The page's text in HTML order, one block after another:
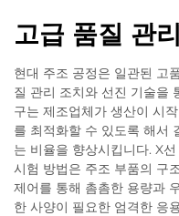
고급 품질 관
현대 주조 공정은 일관된 고
질 관리 조치와 선진 기술을
구는 제조업체가 생산이 시
를 최적화할 수 있도록 해서
는 비율을 향상시킵니다. X
시험 방법은 주조 부품의 구
제어를 통해 촘촘한 용량과
한 사양이 필요한 엄격한 응